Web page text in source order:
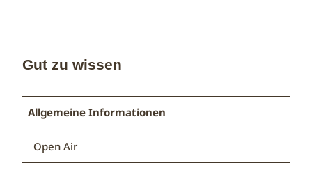
Gut zu wissen
Allgemeine Informationen
Open Air